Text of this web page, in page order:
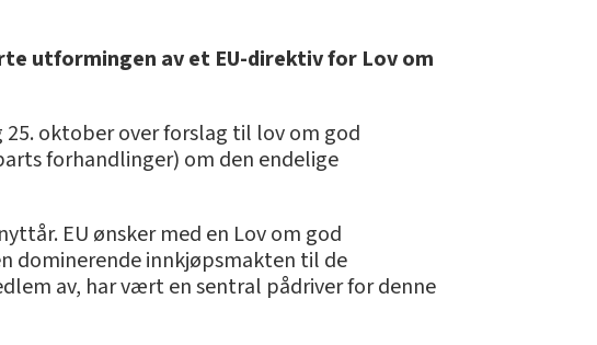
utformingen av et EU-direktiv for Lov om
oktober over forslag til lov om god
forhandlinger) om den endelige
EU ønsker med en Lov om god
dominerende innkjøpsmakten til de
av, har vært en sentral pådriver for denne